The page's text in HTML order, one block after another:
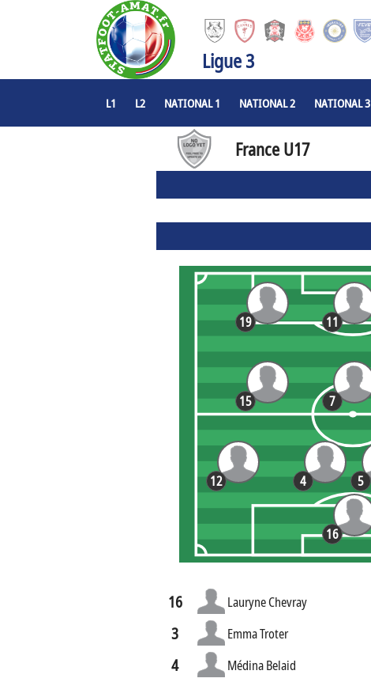
Ligue 3
L1 L2 NATIONAL 1 NATIONAL 2 NATIONAL 3
France U17
4
15
19
16
5
12
11
7
16 Lauryne Chevray
3 Emma Troter
4 Médina Belaid